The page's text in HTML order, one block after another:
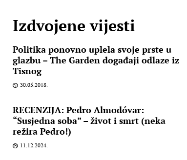
Izdvojene vijesti
Politika ponovno uplela svoje prste u
glazbu – The Garden događaji odlaze iz
Tisnog
30.05.2018.
RECENZIJA: Pedro Almodóvar:
“Susjedna soba” – život i smrt (neka
režira Pedro!)
11.12.2024.